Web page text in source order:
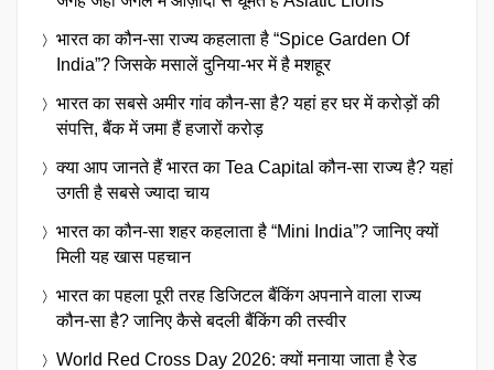
भारत का कौन-सा राज्य कहलाता है “Spice Garden Of
India”? जिसके मसालें दुनिया-भर में है मशहूर
भारत का सबसे अमीर गांव कौन-सा है? यहां हर घर में करोड़ों की
संपत्ति, बैंक में जमा हैं हजारों करोड़
क्या आप जानते हैं भारत का Tea Capital कौन-सा राज्य है? यहां
उगती है सबसे ज्यादा चाय
भारत का कौन-सा शहर कहलाता है “Mini India”? जानिए क्यों
मिली यह खास पहचान
भारत का पहला पूरी तरह डिजिटल बैंकिंग अपनाने वाला राज्य
कौन-सा है? जानिए कैसे बदली बैंकिंग की तस्वीर
World Red Cross Day 2026: क्यों मनाया जाता है रेड